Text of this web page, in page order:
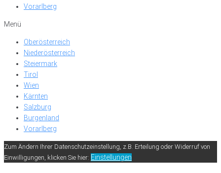
Vorarlberg
Menü
Oberösterreich
Niederösterreich
Steiermark
Tirol
Wien
Kärnten
Salzburg
Burgenland
Vorarlberg
Zum Ändern Ihrer Datenschutzeinstellung, z.B. Erteilung oder Widerruf von
Einwilligungen, klicken Sie hier: Einstellungen